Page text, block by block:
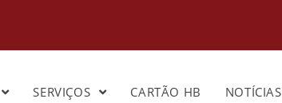
SERVIÇOS CARTÃO HB NOTÍCIAS